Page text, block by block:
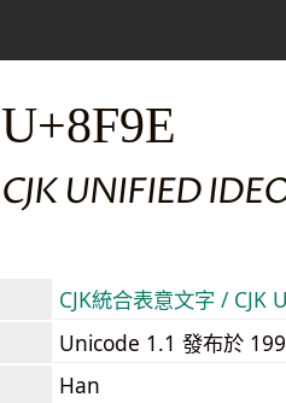
U+8F9E
CJK UNIFIED
CJK統合表意文字 /
Unicode 1.1 發布於
Han